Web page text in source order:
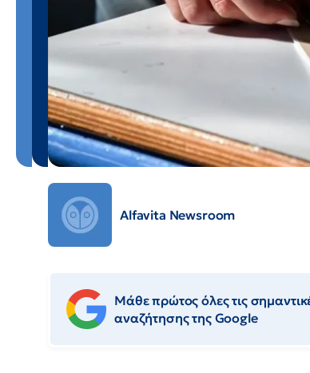
Alfavita Newsroom
Μάθε πρώτος όλες τις
αναζήτησης της Google